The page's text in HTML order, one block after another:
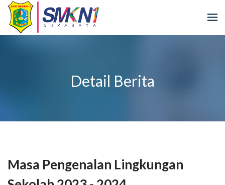
Detail Berita
Masa Pengenalan Lingkungan